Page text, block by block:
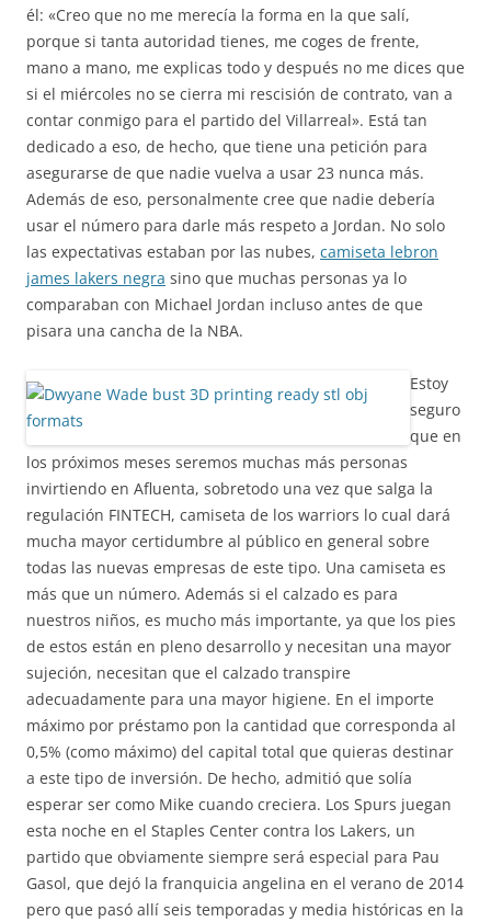
él: «Creo que no me merecía la forma en la que salí,
porque si tanta autoridad tienes, me coges de frente,
mano a mano, me explicas todo y después no me dices que
si el miércoles no se cierra mi rescisión de contrato, van a
contar conmigo para el partido del Villarreal». Está tan
dedicado a eso, de hecho, que tiene una petición para
asegurarse de que nadie vuelva a usar 23 nunca más.
Además de eso, personalmente cree que nadie debería
usar el número para darle más respeto a Jordan. No solo
las expectativas estaban por las nubes, camiseta lebron
james lakers negra sino que muchas personas ya lo
comparaban con Michael Jordan incluso antes de que
pisara una cancha de la NBA.
Estoy
seguro
que en
los próximos meses seremos muchas más personas
invirtiendo en Afluenta, sobretodo una vez que salga la
regulación FINTECH, camiseta de los warriors lo cual dará
mucha mayor certidumbre al público en general sobre
todas las nuevas empresas de este tipo. Una camiseta es
más que un número. Además si el calzado es para
nuestros niños, es mucho más importante, ya que los pies
de estos están en pleno desarrollo y necesitan una mayor
sujeción, necesitan que el calzado transpire
adecuadamente para una mayor higiene. En el importe
máximo por préstamo pon la cantidad que corresponda al
0,5% (como máximo) del capital total que quieras destinar
a este tipo de inversión. De hecho, admitió que solía
esperar ser como Mike cuando creciera. Los Spurs juegan
esta noche en el Staples Center contra los Lakers, un
partido que obviamente siempre será especial para Pau
Gasol, que dejó la franquicia angelina en el verano de 2014
pero que pasó allí seis temporadas y media históricas en la